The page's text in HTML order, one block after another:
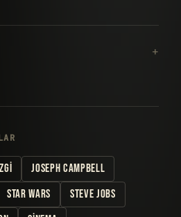
JOSEPH CAMPBELL
STAR WARS
STEVE JOBS